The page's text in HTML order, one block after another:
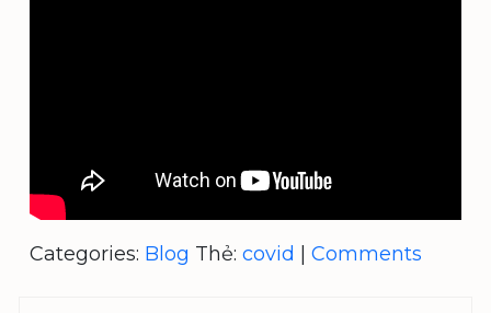
Categories: Blog Thẻ: covid | Comments